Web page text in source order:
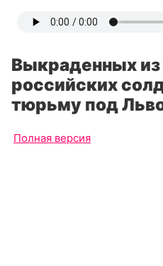
Выкраденных
российских
тюрьму под
Полная версия